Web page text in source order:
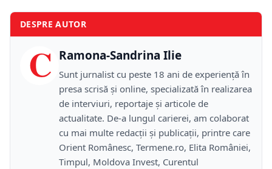
DESPRE AUTOR
C Ramona-Sandrina Ilie
Sunt jurnalist cu peste 18 ani de experiență în
presa scrisă și online, specializată în realizarea
de interviuri, reportaje și articole de
actualitate. De-a lungul carierei, am colaborat
cu mai multe redacții și publicații, printre care
Orient Românesc, Termene.ro, Elita României,
Timpul, Moldova Invest, Curentul